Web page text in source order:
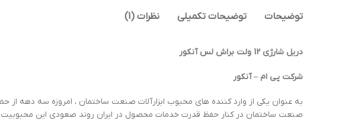
توضیحات توضیحات تکمیلی نظرات (1)
دریل شارژی 12 ولت براش لس آنکور
شرکت پی ام – آنکور
به عنوان یکی از وارد کننده های محبوب ابزارآلات صنعت ساختمان ، امروزه سه دهه از
صنعت ساختمان در کنار حفظ قدرت خدمات محصول در ایران روند صعودی این